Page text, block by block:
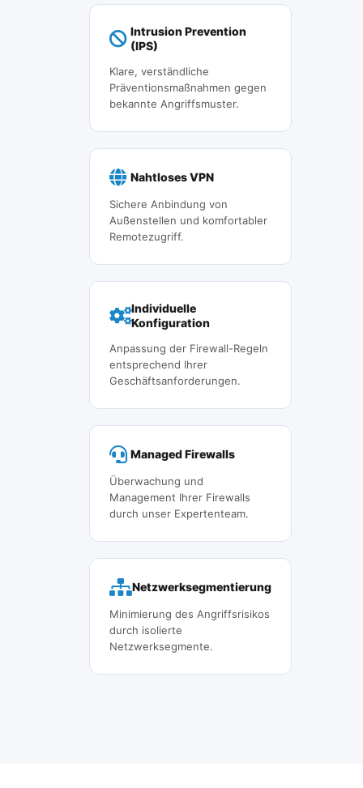
Intrusion Prevention
(IPS)
Klare, verständliche
Präventionsmaßnahmen gegen
bekannte Angriffsmuster.
Nahtloses VPN
Sichere Anbindung von
Außenstellen und komfortabler
Remotezugriff.
Individuelle
Konfiguration
Anpassung der Firewall-Regeln
entsprechend Ihrer
Geschäftsanforderungen.
Managed Firewalls
Überwachung und
Management Ihrer Firewalls
durch unser Expertenteam.
Netzwerksegmentierung
Minimierung des Angriffsrisikos
durch isolierte
Netzwerksegmente.